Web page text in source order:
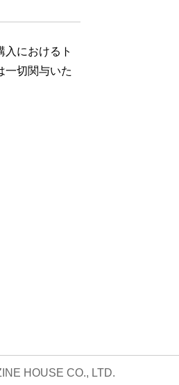
入におけるト
一切関与いた
HOUSE CO., LTD.